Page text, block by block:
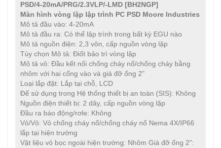
PSD/4-20mA/PRG/2.3VLP/-LMD [BH2NGP]
Màn hình vòng lặp lập trình PC PSD Moore Industries
Mô tả đầu vào: 4-20mA
Mô tả đầu ra: Có thể lập trình trong bất kỳ EGU nào
Mô tả nguồn điện: 2,3 vôn, cấp nguồn vòng lặp
Tùy chọn Mô tả: Điốt bảo trì vòng lặp
Mô tả vỏ: Đầu kết nối chống cháy nổ/chống cháy bằng
nhôm với hai cổng vào và giá đỡ ống 2"
Loại lắp đặt: Lắp tại chỗ, LCD
Để sử dụng trong Hệ thống thiết bị an toàn (SIS): Không
Nguồn điện thiết bị: 2 dây, cấp nguồn vòng lặp
Đầu ra báo động/rơle: Không
Vỏ/Vỏ: Vỏ chống cháy nổ/chống cháy nổ Nema 4X/IP66
lắp tại hiện trường
Vật liệu vỏ bọc ngoài hiện trường: Nhôm Giá đỡ ống 2":